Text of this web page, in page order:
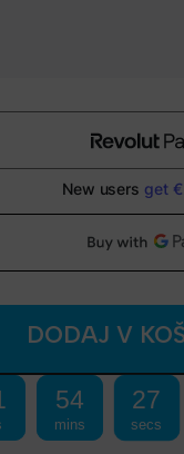
DODAJ V
54
mins
26
secs